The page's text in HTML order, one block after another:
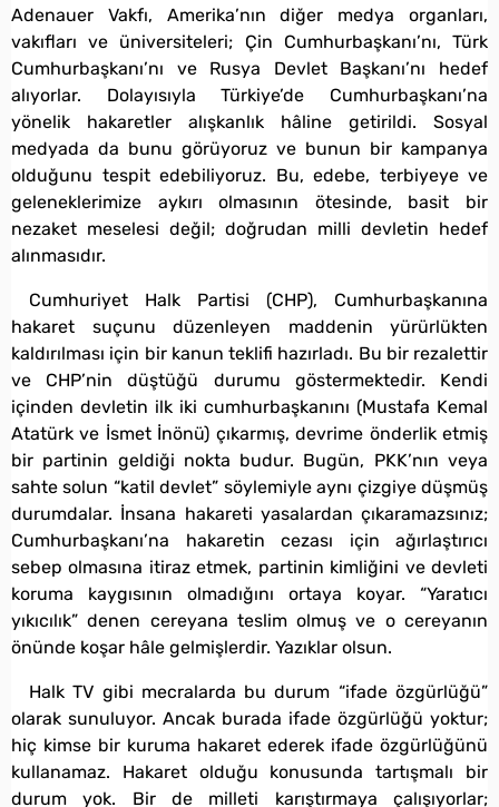
Adenauer Vakfı, Amerika’nın diğer medya organları,
vakıfları ve üniversiteleri; Çin Cumhurbaşkanı’nı, Türk
Cumhurbaşkanı’nı ve Rusya Devlet Başkanı’nı hedef
alıyorlar. Dolayısıyla Türkiye’de Cumhurbaşkanı’na
yönelik hakaretler alışkanlık hâline getirildi. Sosyal
medyada da bunu görüyoruz ve bunun bir kampanya
olduğunu tespit edebiliyoruz. Bu, edebe, terbiyeye ve
geleneklerimize aykırı olmasının ötesinde, basit bir
nezaket meselesi değil; doğrudan milli devletin hedef
alınmasıdır.
Cumhuriyet Halk Partisi (CHP), Cumhurbaşkanına
hakaret suçunu düzenleyen maddenin yürürlükten
kaldırılması için bir kanun teklifi hazırladı. Bu bir rezalettir
ve CHP’nin düştüğü durumu göstermektedir. Kendi
içinden devletin ilk iki cumhurbaşkanını (Mustafa Kemal
Atatürk ve İsmet İnönü) çıkarmış, devrime önderlik etmiş
bir partinin geldiği nokta budur. Bugün, PKK’nın veya
sahte solun “katil devlet” söylemiyle aynı çizgiye düşmüş
durumdalar. İnsana hakareti yasalardan çıkaramazsınız;
Cumhurbaşkanı’na hakaretin cezası için ağırlaştırıcı
sebep olmasına itiraz etmek, partinin kimliğini ve devleti
koruma kaygısının olmadığını ortaya koyar. “Yaratıcı
yıkıcılık” denen cereyana teslim olmuş ve o cereyanın
önünde koşar hâle gelmişlerdir. Yazıklar olsun.
Halk TV gibi mecralarda bu durum “ifade özgürlüğü”
olarak sunuluyor. Ancak burada ifade özgürlüğü yoktur;
hiç kimse bir kuruma hakaret ederek ifade özgürlüğünü
kullanamaz. Hakaret olduğu konusunda tartışmalı bir
durum yok. Bir de milleti karıştırmaya çalışıyorlar;